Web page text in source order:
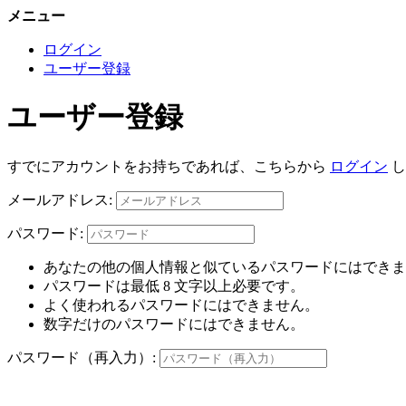
メニュー
ログイン
ユーザー登録
ユーザー登録
すでにアカウントをお持ちであれば、こちらから ログイン
メールアドレス:
パスワード:
あなたの他の個人情報と似ているパスワードにはできま
パスワードは最低 8 文字以上必要です。
よく使われるパスワードにはできません。
数字だけのパスワードにはできません。
パスワード（再入力）: